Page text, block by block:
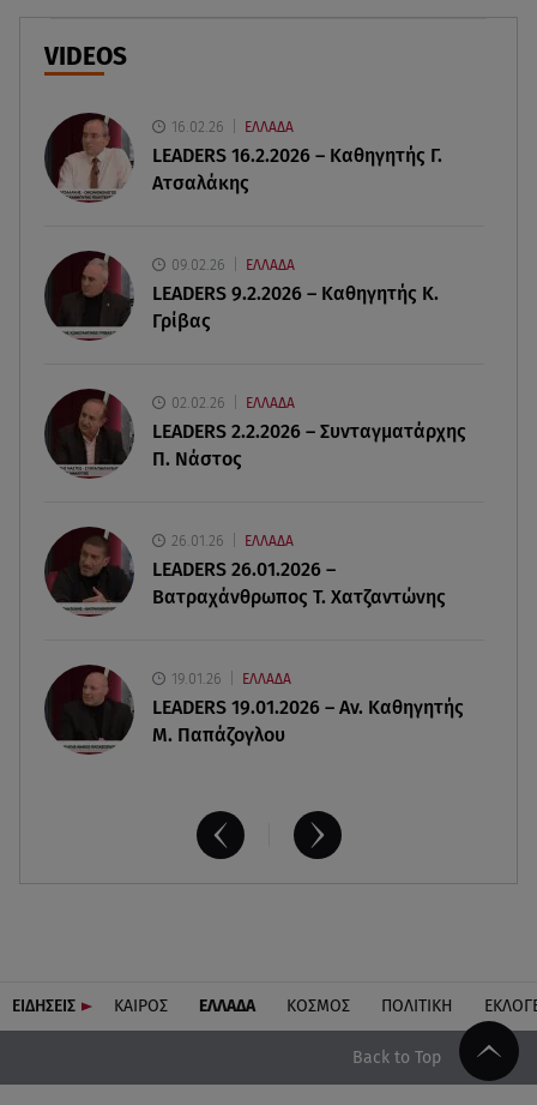
Μαρία Κάλλας: Όταν η ντίβα της όπερας μίλησε
Τι είναι το «πολωμένο μελτέμι», που
τροφοδότησε τις φωτιές σε Αττικοβοιωτία
κράτησε τον νεκρό πατέρα του»
06.08.26 , 08:17
06.08.26 , 07:51
Κυψέλη: Ληστεία ή ερωτική απόρριψη εξετάζει η
ΕΛ.ΑΣ για τη δολοφονία
06.08.26 , 07:50
Θεοδωρίδου: «Είσαι η καλύτερη μαμά του
κόσμου» – Το βίντεο που έγινε viral
VIDEOS
16.02.26 ΕΛΛΑΔΑ
LEADERS 16.2.2026 – Καθηγητής Γ.
Ατσαλάκης
09.02.26 ΕΛΛΑΔΑ
LEADERS 9.2.2026 – Καθηγητής Κ.
Γρίβας
02.02.26 ΕΛΛΑΔΑ
LEADERS 2.2.2026 – Συνταγματάρχης
Π. Νάστος
26.01.26 ΕΛΛΑΔΑ
LEADERS 26.01.2026 –
Βατραχάνθρωπος Τ. Χατζαντώνης
19.01.26 ΕΛΛΑΔΑ
LEADERS 19.01.2026 – Αν. Καθηγητής
Μ. Παπάζογλου
ΕΙΔΗΣΕΙΣ ΚΑΙΡΟΣ ΕΛΛΑΔΑ ΚΟΣΜΟΣ ΠΟΛΙΤΙΚΗ
Back to Top